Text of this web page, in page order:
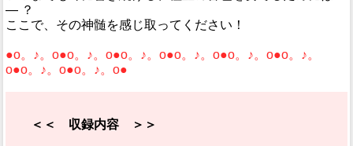
― ？
ここで、その神髄を感じ取ってください！
●o。♪。o●o。♪。o●o。♪。o●o。♪。o●o。♪。o●o。♪。
o●o。♪。o●o。♪。o●
＜＜ 収録内容 ＞＞